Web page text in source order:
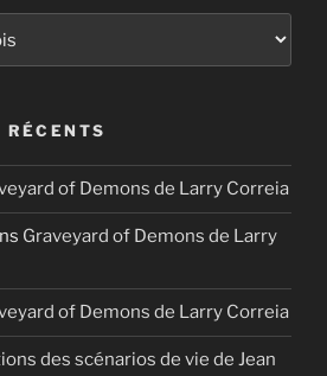
of Demons de Larry Correia
Graveyard of Demons de Larry
of Demons de Larry Correia
des scénarios de vie de Jean